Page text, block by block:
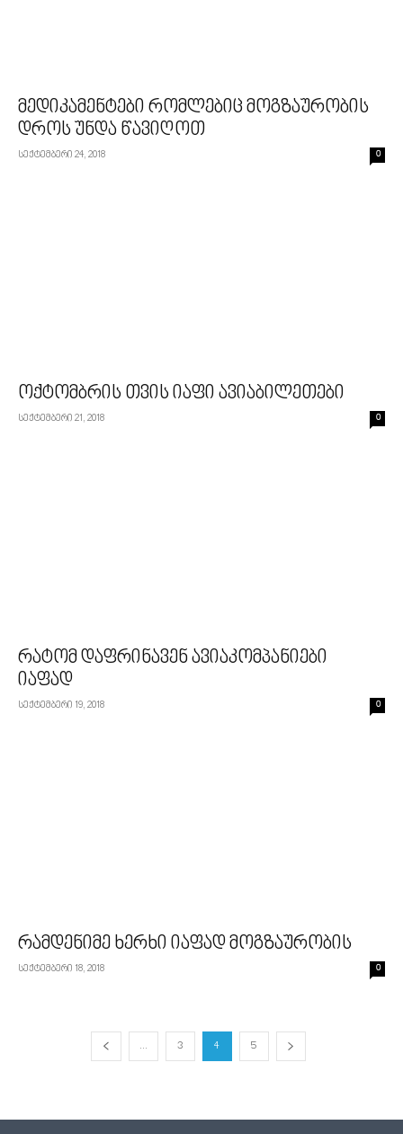
მედიკამენტები რომლებიც მოგზაურობის
დროს უნდა წავიღოთ
სექტემბერი 24, 2018 0
ოქტომბრის თვის იაფი ავიაბილეთები
სექტემბერი 21, 2018 0
რატომ დაფრინავენ ავიაკომპანიები
იაფად
სექტემბერი 19, 2018 0
რამდენიმე ხერხი იაფად მოგზაურობის
სექტემბერი 18, 2018 0
... 3 4 5